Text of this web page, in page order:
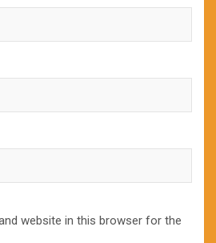
website in this browser for the